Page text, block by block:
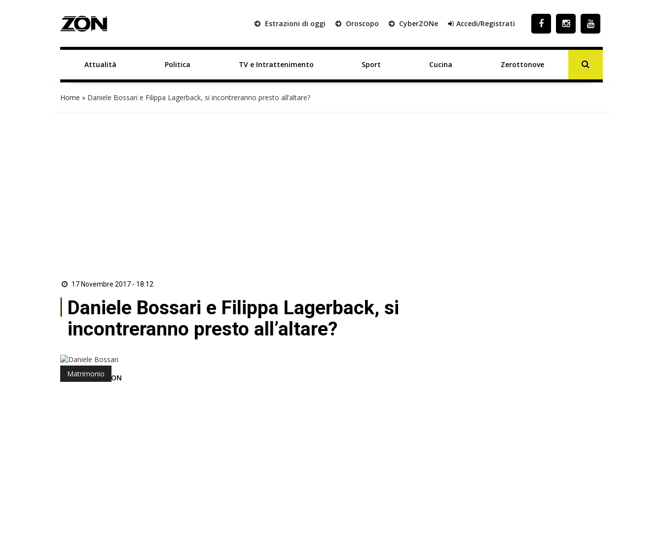
Estrazioni di oggi Oroscopo CyberZONe Accedi/Registrati
Attualità Politica TV e Intrattenimento Sport Cucina Zerottonove
Home » Daniele Bossari e Filippa Lagerback, si incontreranno presto all’altare?
17 Novembre 2017 - 18:12
Daniele Bossari e Filippa Lagerback, si
incontreranno presto all’altare?
Matrimonio
di Redazione ZON